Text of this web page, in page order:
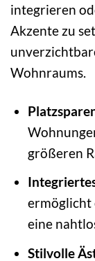
integrieren
Akzente zu
Wohnraums.
größeren
ermöglicht
eine
Stilvolle